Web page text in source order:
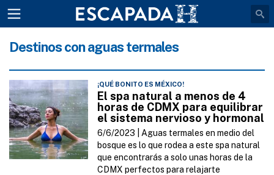
Destinos con aguas termales
¡QUÉ BONITO ES MÉXICO!
El spa natural a menos de 4
horas de CDMX para equilibrar
el sistema nervioso y hormonal
6/6/2023 | Aguas termales en medio del
bosque es lo que rodea a este spa natural
que encontrarás a solo unas horas de la
CDMX perfectos para relajarte